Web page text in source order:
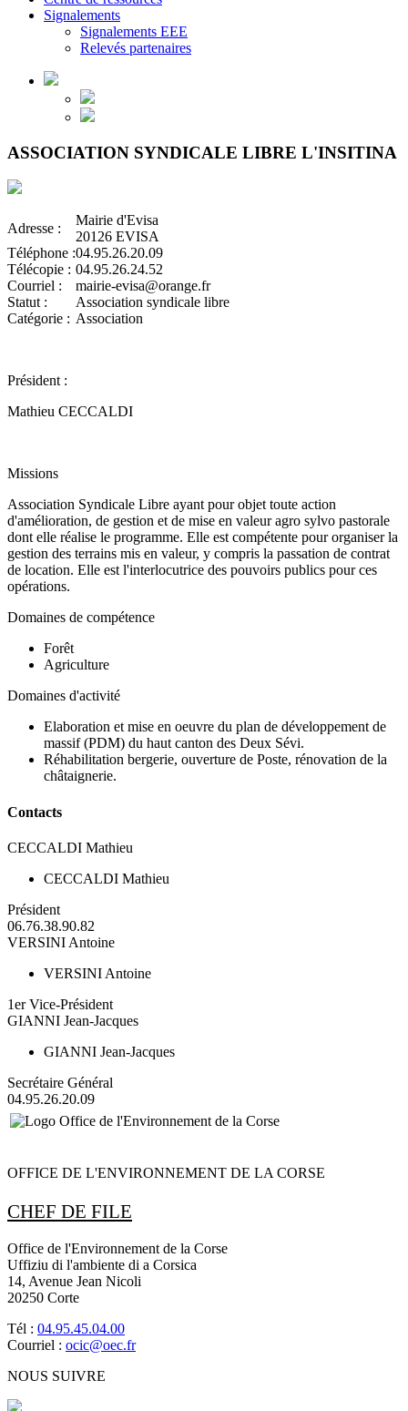
Signalements
Signalements EEE
Relevés partenaires
ASSOCIATION SYNDICALE LIBRE L'INSITINA
Adresse :
Mairie d'Evisa
20126 EVISA
Téléphone :04.95.26.20.09
Télécopie : 04.95.26.24.52
Courriel :
mairie-evisa@orange.fr
Statut :
Association syndicale libre
Catégorie : Association
Président :
Mathieu CECCALDI
Missions
Association Syndicale Libre ayant pour objet toute action
d'amélioration, de gestion et de mise en valeur agro sylvo pastorale
dont elle réalise le programme. Elle est compétente pour organiser la
gestion des terrains mis en valeur, y compris la passation de contrat
de location. Elle est l'interlocutrice des pouvoirs publics pour ces
opérations.
Domaines de compétence
Forêt
Agriculture
Domaines d'activité
Elaboration et mise en oeuvre du plan de développement de
massif (PDM) du haut canton des Deux Sévi.
Réhabilitation bergerie, ouverture de Poste, rénovation de la
châtaignerie.
Contacts
CECCALDI Mathieu
CECCALDI Mathieu
Président
06.76.38.90.82
VERSINI Antoine
VERSINI Antoine
1er Vice-Président
GIANNI Jean-Jacques
GIANNI Jean-Jacques
Secrétaire Général
04.95.26.20.09
OFFICE DE L'ENVIRONNEMENT DE LA CORSE
CHEF DE FILE
Office de l'Environnement de la Corse
Uffiziu di l'ambiente di a Corsica
14, Avenue Jean Nicoli
20250 Corte
Tél : 04.95.45.04.00
Courriel : ocic@oec.fr
NOUS SUIVRE